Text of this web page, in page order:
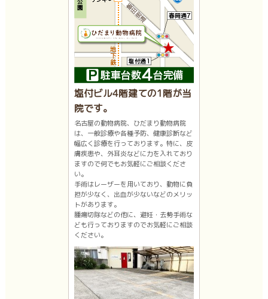
塩付ビル4階建ての1階が当
院です。
名古屋の動物病院、ひだまり動物病院
は、一般診療や各種予防、健康診断など
幅広く診療を行っております。特に、皮
膚疾患や、外耳炎などに力を入れており
ますので何でもお気軽にご相談くださ
い。
手術はレーザーを用いており、動物に負
担が少なく、出血が少ないなどのメリッ
トがあります。
腫瘍切除などの他に、避妊・去勢手術な
ども行っておりますのでお気軽にご相談
ください。